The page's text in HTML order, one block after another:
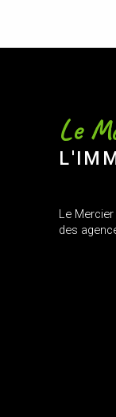
Le
Le
des